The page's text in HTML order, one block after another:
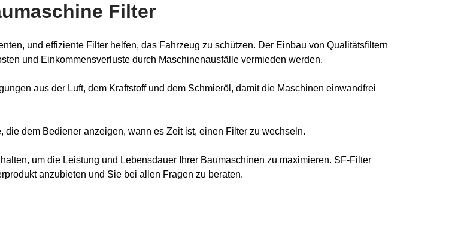
Filter
und effiziente Filter helfen, das Fahrzeug zu schützen. Der Einbau von Qualitätsfiltern
und Einkommensverluste durch Maschinenausfälle vermieden werden.
aus der Luft, dem Kraftstoff und dem Schmieröl, damit die Maschinen einwandfrei
dem Bediener anzeigen, wann es Zeit ist, einen Filter zu wechseln.
um die Leistung und Lebensdauer Ihrer Baumaschinen zu maximieren. SF-Filter
anzubieten und Sie bei allen Fragen zu beraten.